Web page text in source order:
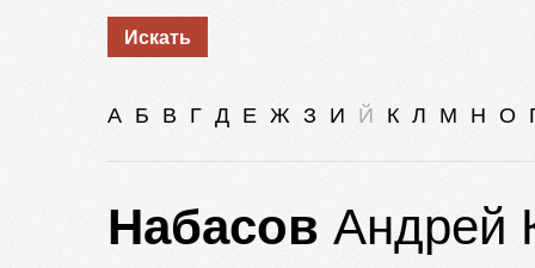
А Б В Г Д Е Ж З И Й К Л М Н О
Набасов Андрей